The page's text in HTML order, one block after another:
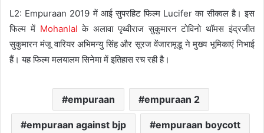
L2: Empuraan 2019 में आई सुपरहिट फिल्म Lucifer का सीक्वल है। इस
फिल्म में Mohanlal के अलावा पृथ्वीराज सुकुमारन टोविनो थॉमस इंद्रजीत
सुकुमारन मंजू वारियर अभिमन्यु सिंह और सूरज वेंजारामूडू ने मुख्य भूमिकाएं निभाई
हैं। यह फिल्म मलयालम सिनेमा में इतिहास रच रही है।
empuraan empuraan 2
empuraan against bjp empuraan boycott